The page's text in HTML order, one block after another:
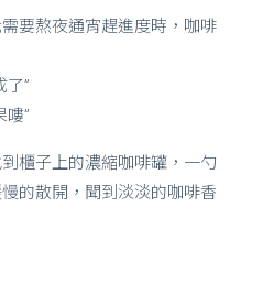
要熬夜通宵趕進度時，咖啡
了”
嘍”
櫃子上的濃縮咖啡罐，一勺
的散開，聞到淡淡的咖啡香